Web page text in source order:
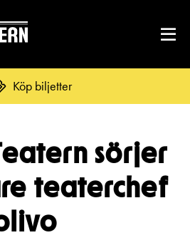
Köp biljetter
sörjer
teaterchef